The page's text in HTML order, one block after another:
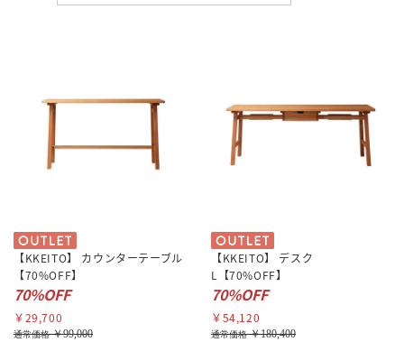
【KKEITO】 カウンターテーブル
【70%OFF】
70%OFF
￥29,700
通常価格￥99,000
【KKEITO】 デスク
L【70%OFF】
70%OFF
￥54,120
通常価格￥180,400